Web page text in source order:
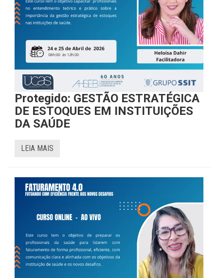
Protegido: GESTÃO ESTRATÉGICA
DE ESTOQUES EM INSTITUIÇÕES
DA SAÚDE
LEIA MAIS